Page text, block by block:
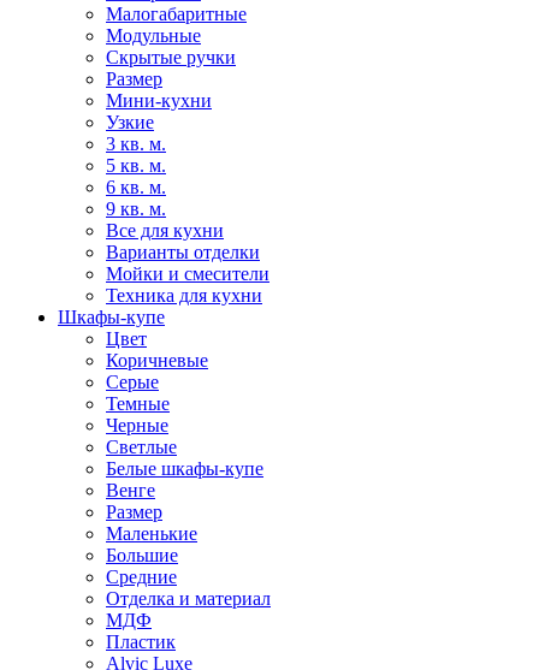
Малогабаритные
Модульные
Скрытые ручки
Размер
Мини-кухни
Узкие
3 кв. м.
5 кв. м.
6 кв. м.
9 кв. м.
Все для кухни
Варианты отделки
Мойки и смесители
Техника для кухни
Шкафы-купе
Цвет
Коричневые
Серые
Темные
Черные
Светлые
Белые шкафы-купе
Венге
Размер
Маленькие
Большие
Средние
Отделка и материал
МДФ
Пластик
Alvic Luxe